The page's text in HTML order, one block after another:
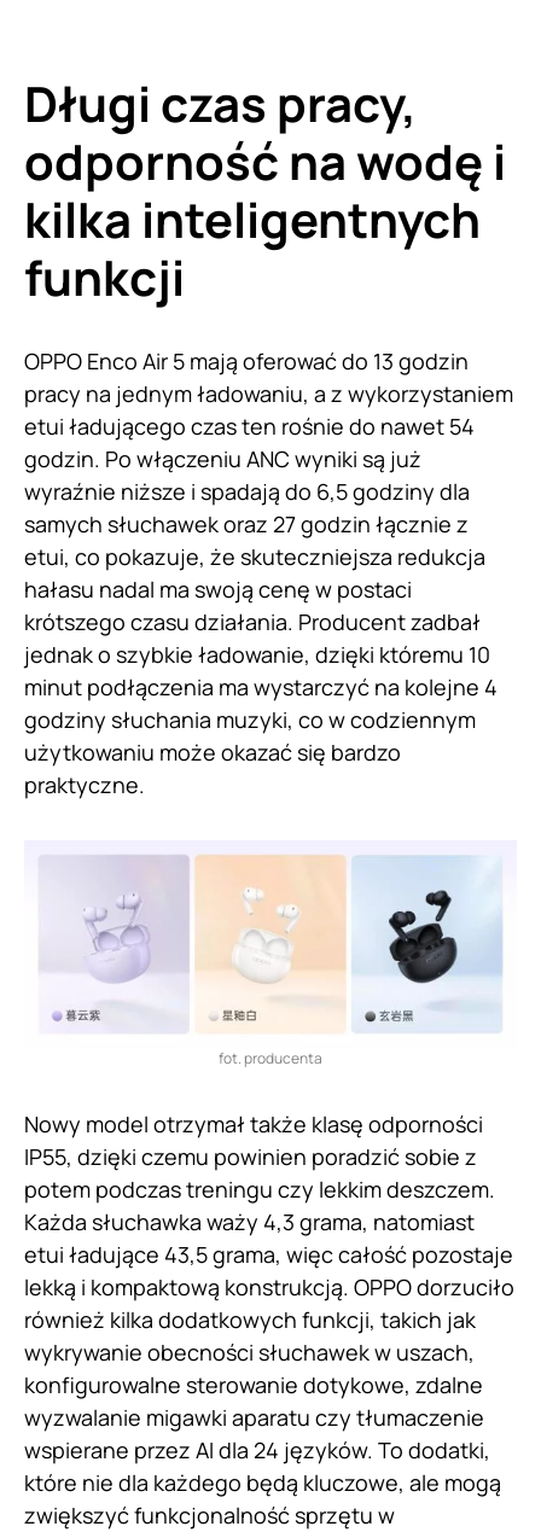
Długi czas pracy,
odporność na wodę i
kilka inteligentnych
funkcji
OPPO Enco Air 5 mają oferować do 13 godzin
pracy na jednym ładowaniu, a z wykorzystaniem
etui ładującego czas ten rośnie do nawet 54
godzin. Po włączeniu ANC wyniki są już
wyraźnie niższe i spadają do 6,5 godziny dla
samych słuchawek oraz 27 godzin łącznie z
etui, co pokazuje, że skuteczniejsza redukcja
hałasu nadal ma swoją cenę w postaci
krótszego czasu działania. Producent zadbał
jednak o szybkie ładowanie, dzięki któremu 10
minut podłączenia ma wystarczyć na kolejne 4
godziny słuchania muzyki, co w codziennym
użytkowaniu może okazać się bardzo
praktyczne.
fot. producenta
Nowy model otrzymał także klasę odporności
IP55, dzięki czemu powinien poradzić sobie z
potem podczas treningu czy lekkim deszczem.
Każda słuchawka waży 4,3 grama, natomiast
etui ładujące 43,5 grama, więc całość pozostaje
lekką i kompaktową konstrukcją. OPPO dorzuciło
również kilka dodatkowych funkcji, takich jak
wykrywanie obecności słuchawek w uszach,
konfigurowalne sterowanie dotykowe, zdalne
wyzwalanie migawki aparatu czy tłumaczenie
wspierane przez AI dla 24 języków. To dodatki,
które nie dla każdego będą kluczowe, ale mogą
zwiększyć funkcjonalność sprzętu w